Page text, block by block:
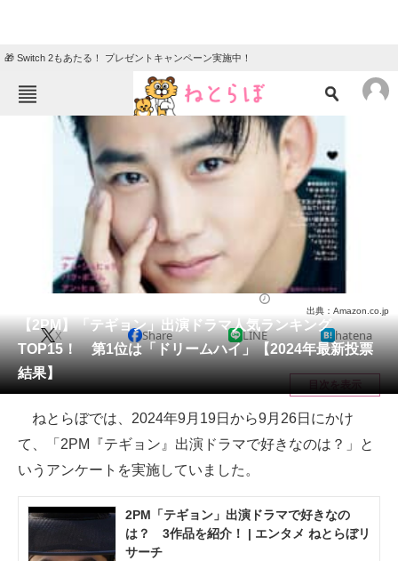
🎁 Switch 2もあたる！ プレゼントキャンペーン実施中！
ねとらぼメニュー
ニュース
クイズ
地域
教育・育児
リサーチ
会員記事
メディア
注目記事を集めた総合ページ
ITの今と未来を見通す
スマホと通信の最新トレンド
進化するPCとデバイスの未来
好きが集まる 比べて選べる
【2PM】「テギョン」出演ドラマ人気ランキング
TOP15！ 第1位は「ドリームハイ」【2024年最新投票
結果】
出典：Amazon.co.jp
X Share LINE hatena
目次を表示
ねとらぼでは、2024年9月19日から9月26日にかけ
て、「2PM『テギョン』出演ドラマで好きなのは？」と
いうアンケートを実施していました。
2PM「テギョン」出演ドラマで好きなの
は？ 3作品を紹介！ | エンタメ ねとらぼリ
サーチ